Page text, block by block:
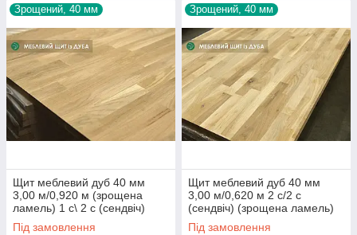
Зрощений, 40 мм
Щит меблевий дуб 40 мм
3,00 м/0,920 м (зрощена
ламель) 1 с\ 2 с (сендвіч)
Під замовлення
Зрощений, 40 мм
Щит меблевий дуб 40 мм
3,00 м/0,620 м 2 с/2 с
(сендвіч) (зрощена ламель)
Під замовлення